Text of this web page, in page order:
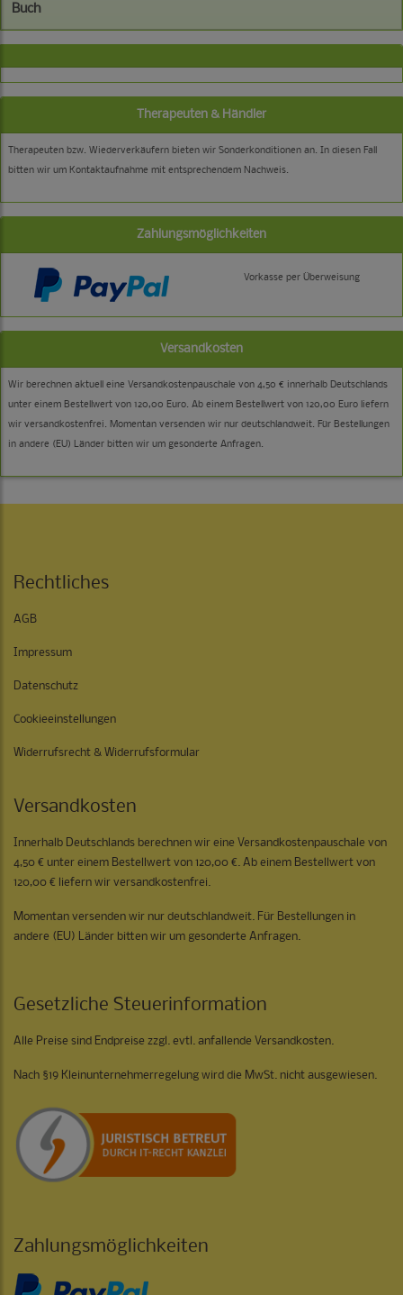
Buch
Therapeuten & Händler
Therapeuten bzw. Wiederverkäufern bieten wir Sonderkonditionen an. In diesen Fall
bitten wir um Kontaktaufnahme mit entsprechendem Nachweis.
Zahlungsmöglichkeiten
Vorkasse per Überweisung
Versandkosten
Wir berechnen aktuell eine Versandkostenpauschale von 4,50 € innerhalb Deutschlands
unter einem Bestellwert von 120,00 Euro. Ab einem Bestellwert von 120,00 Euro liefern
wir versandkostenfrei. Momentan versenden wir nur deutschlandweit. Für Bestellungen
in andere (EU) Länder bitten wir um gesonderte Anfragen.
Rechtliches
AGB
Impressum
Datenschutz
Cookieeinstellungen
Widerrufsrecht & Widerrufsformular
Versandkosten
Innerhalb Deutschlands berechnen wir eine Versandkostenpauschale von
4,50 € unter einem Bestellwert von 120,00 €. Ab einem Bestellwert von
120,00 € liefern wir versandkostenfrei.
Momentan versenden wir nur deutschlandweit. Für Bestellungen in
andere (EU) Länder bitten wir um gesonderte Anfragen.
Gesetzliche Steuerinformation
Alle Preise sind Endpreise zzgl. evtl. anfallende Versandkosten.
Nach §19 Kleinunternehmerregelung wird die MwSt. nicht ausgewiesen.
Zahlungsmöglichkeiten